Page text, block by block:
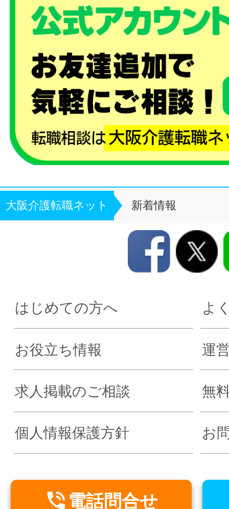
大阪介護転職ネット 新着情報
はじめての方へ よ
お役立ち情報 運
求人掲載のご相談 無
個人情報保護方針 お
 電話問合せ